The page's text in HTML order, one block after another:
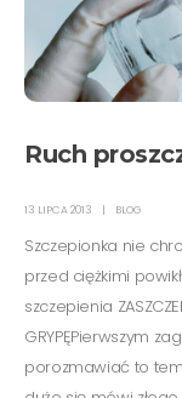
Ruch
13 LIPCA 2013 BLOG
Szczepionka nie
przed ciężkimi
szczepienia
GRYPĘPierwszym
porozmawiać to